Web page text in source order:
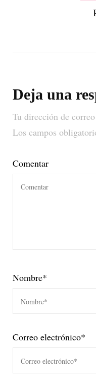
Deja una
Tu dirección de
Los campos
Comentar
Nombre*
Correo electrónico*